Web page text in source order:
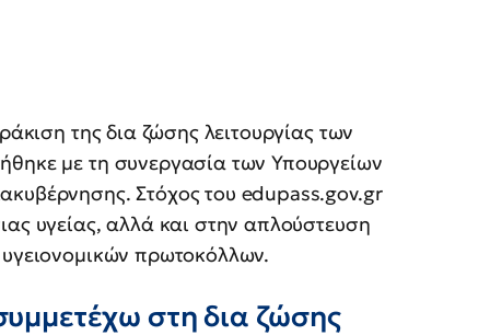
της δια ζώσης λειτουργίας των
με τη συνεργασία των Υπουργείων
Στόχος του edupass.gov.gr
υγείας, αλλά και στην απλούστευση
πρωτοκόλλων.
στη δια ζώσης